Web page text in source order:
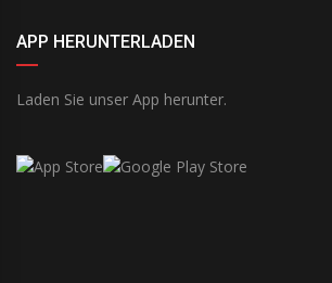
APP HERUNTERLADEN
Laden Sie unser App herunter.